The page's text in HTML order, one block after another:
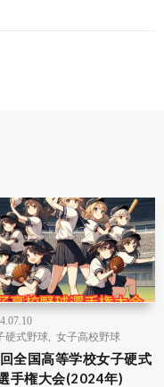
硬式野球
女子高校野球
全国高等学校女子硬式
手権大会(2024年)